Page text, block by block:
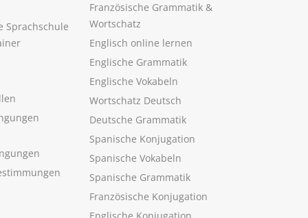
Sprachschule
Französische Grammatik &
Wortschatz
Englisch online lernen
Englische Grammatik
Englische Vokabeln
Wortschatz Deutsch
Deutsche Grammatik
Spanische Konjugation
Spanische Vokabeln
Spanische Grammatik
Französische Konjugation